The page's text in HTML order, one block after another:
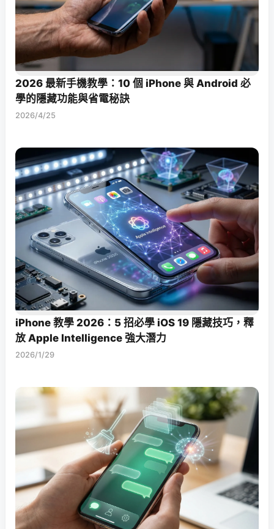
2026 最新手機教學：10 個 iPhone 與 Android 必
學的隱藏功能與省電秘訣
2026/4/25
iPhone 教學 2026：5 招必學 iOS 19 隱藏技巧，釋
放 Apple Intelligence 強大潛力
2026/1/29